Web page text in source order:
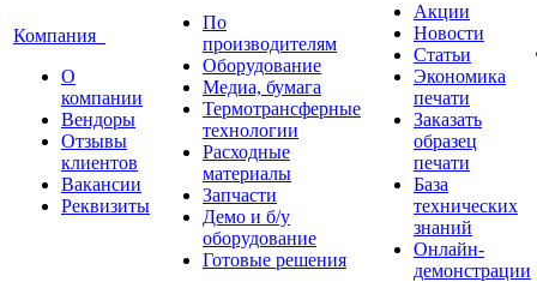
Компания
О
компании
Вендоры
Отзывы
клиентов
Вакансии
Реквизиты
По
производителям
Оборудование
Медиа, бумага
Термотрансферные
технологии
Расходные
материалы
Запчасти
Демо и б/у
оборудование
Готовые решения
Акции
Новости
Статьи
Экономика
печати
Заказать
образец
печати
База
технических
знаний
Онлайн-
демонстрации